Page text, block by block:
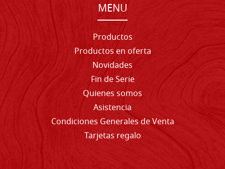
MENU
Productos
Productos en oferta
Novidades
Fin de Serie
Quienes somos
Asistencia
Condiciones Generales de Venta
Tarjetas regalo